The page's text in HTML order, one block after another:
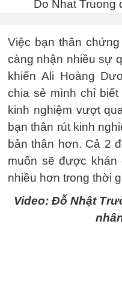
Việc bạn thân
càng nhận nhiều sự
khiến Ali Hoàng
chia sẻ mình chỉ
kinh nghiệm vượt
bạn thân rút kinh
bản thân hơn. Cả 2
muốn sẽ được khán
nhiều hơn trong thời
Video: Đỗ Nhật